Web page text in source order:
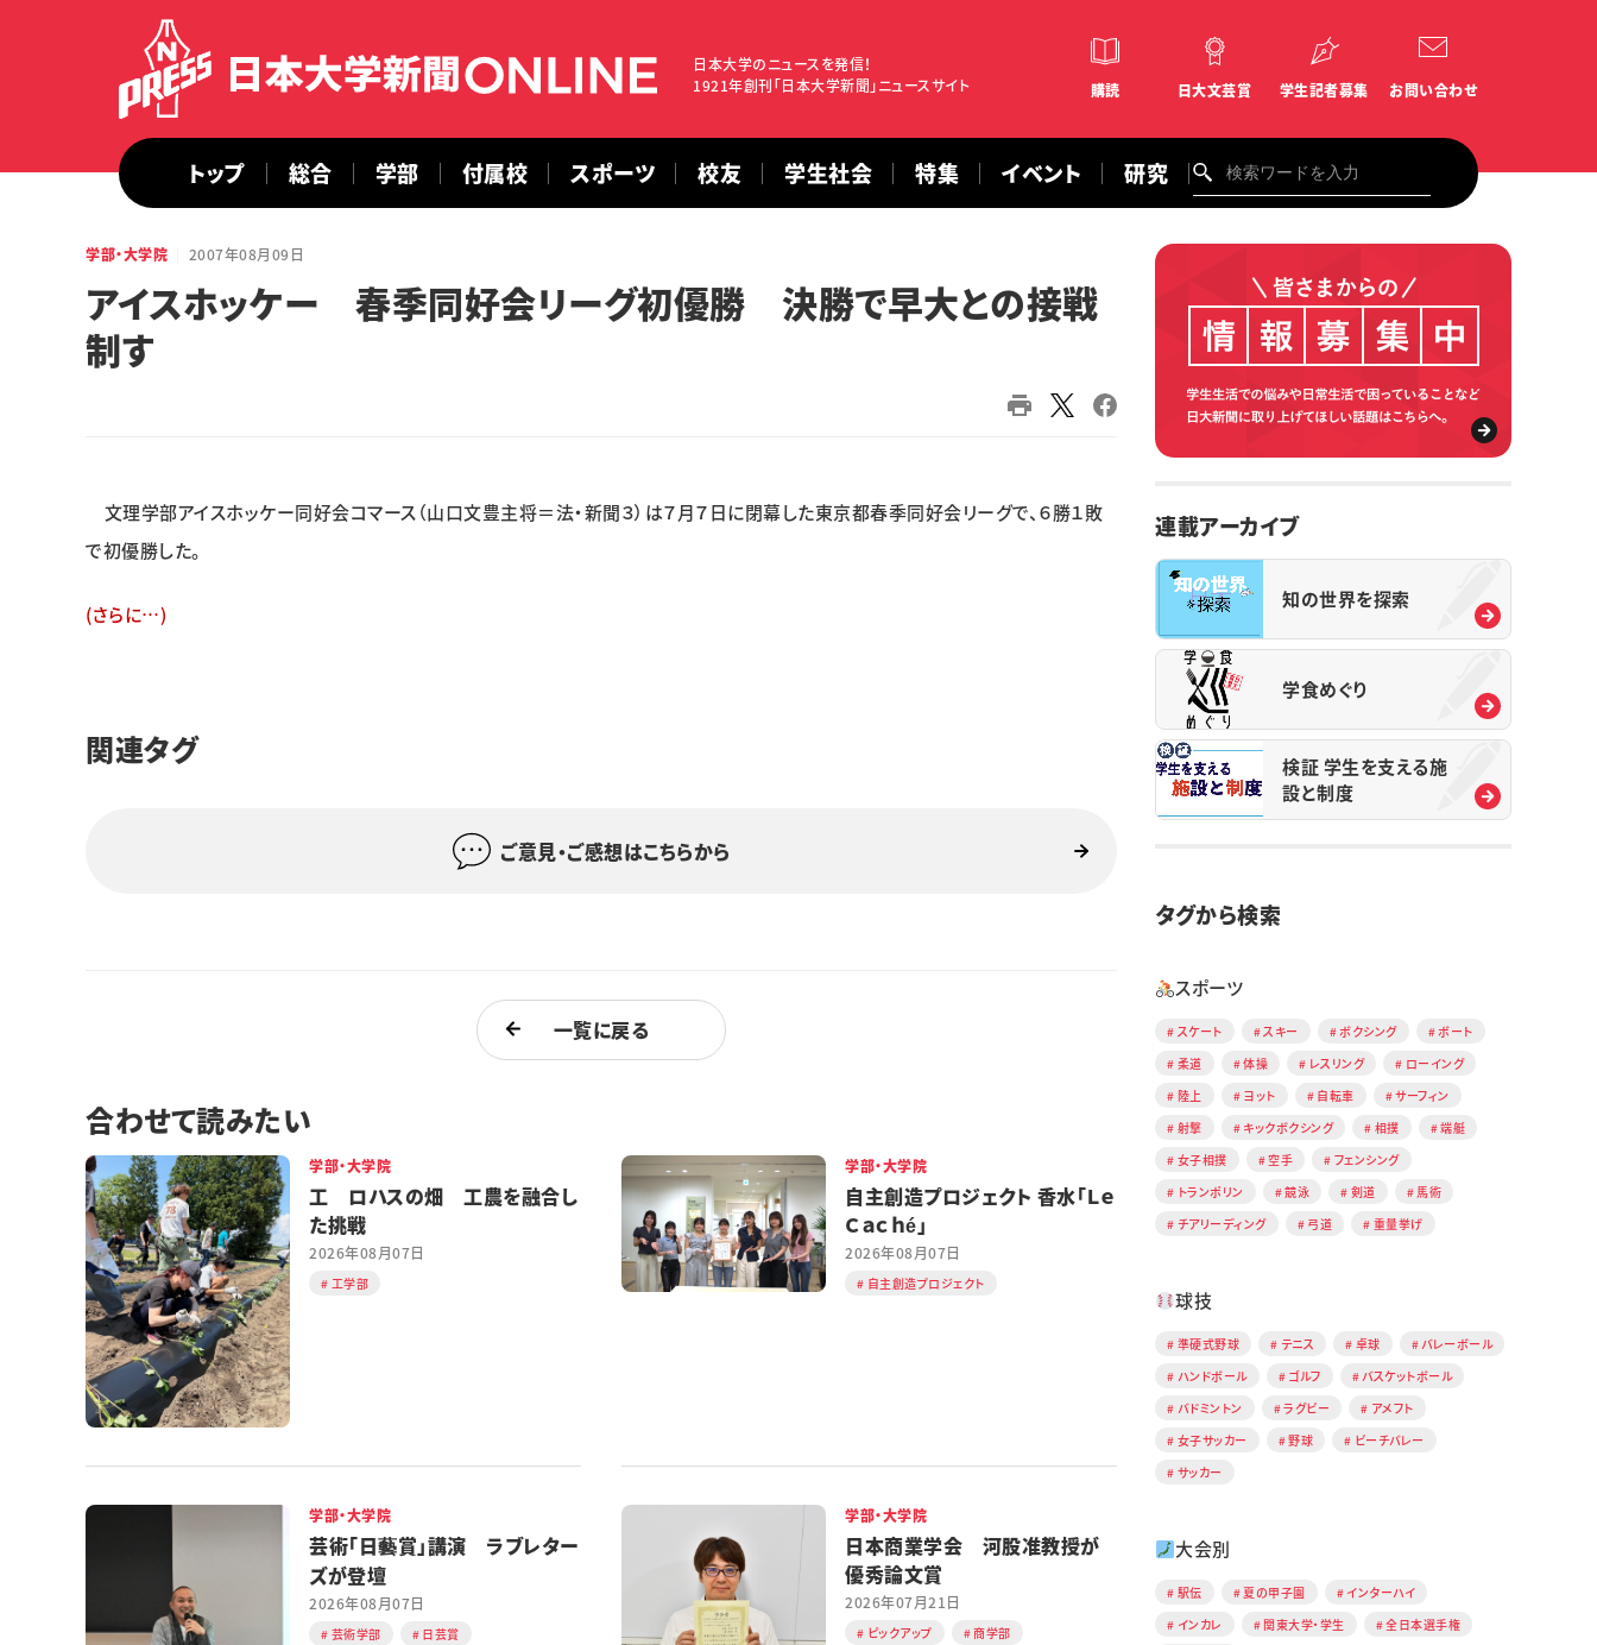
日本大学のニュースを発信！
1921年創刊「日本大学新聞」ニュースサイト
購読 日大文芸賞 学生記者募集 お問い合わせ
トップ 総合 学部 付属校 スポーツ 校友 学生社会 特集 イベント 研究
学部・大学院 2007年08月09日
アイスホッケー 春季同好会リーグ初優勝 決勝で早大との接戦
制す
文理学部アイスホッケー同好会コマース（山口文豊主将＝法・新聞３）は７月７日に閉幕した東京都春季同好会リーグで、６勝１敗
で初優勝した。
(さらに…)
関連タグ
ご意見・ご感想はこちらから
一覧に戻る
合わせて読みたい
学部・大学院
工 ロハスの畑 工農を融合し
た挑戦
2026年08月07日
工学部
学部・大学院
自主創造プロジェクト 香水「Ｌｅ
Ｃａｃｈé」
2026年08月07日
自主創造プロジェクト
学部・大学院
芸術「日藝賞」講演 ラブレター
ズが登壇
2026年08月07日
芸術学部 日芸賞
学部・大学院
日本商業学会 河股准教授が
優秀論文賞
2026年07月21日
ピックアップ 商学部
連載アーカイブ
知の世界を探索
学食めぐり
検証 学生を支える施
設と制度
タグから検索
スポーツ
スケート スキー ボクシング
ボート
柔道
体操 レスリング
ローイング
陸上
ヨット 自転車
サーフィン
射撃
キックボクシング 相撲
端艇
女子相撲
空手
フェンシング
トランポリン
競泳 剣道
馬術
チアリーディング
弓道 重量挙げ
球技
準硬式野球 テニス 卓球
バレーボール
ハンドボール
ゴルフ
バスケットボール
バドミントン
ラグビー
アメフト
女子サッカー
野球
ビーチバレー
サッカー
大会別
駅伝 夏の甲子園
インターハイ
インカレ
関東大学・学生
全日本選手権